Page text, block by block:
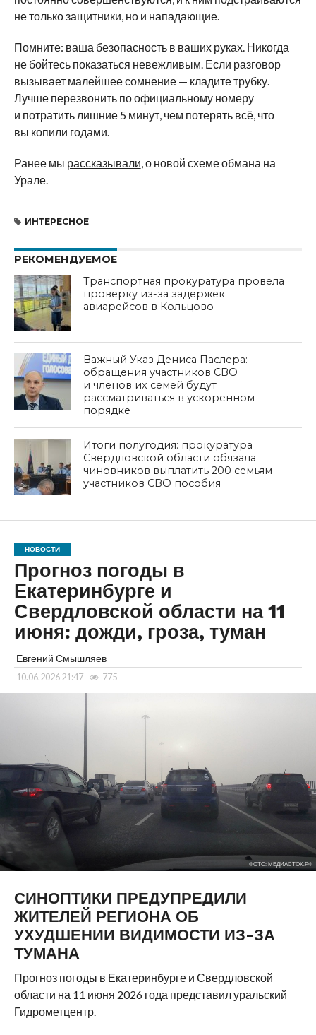
не только защитники, но и нападающие.
Помните: ваша безопасность в ваших руках. Никогда
не бойтесь показаться невежливым. Если разговор
вызывает малейшее сомнение — кладите трубку.
Лучше перезвонить по официальному номеру
и потратить лишние 5 минут, чем потерять всё, что
вы копили годами.
Ранее мы рассказывали, о новой схеме обмана на
Урале.
ИНТЕРЕСНОЕ
РЕКОМЕНДУЕМОЕ
Транспортная прокуратура провела
проверку из-за задержек
авиарейсов в Кольцово
Важный Указ Дениса Паслера:
обращения участников СВО
и членов их семей будут
рассматриваться в ускоренном
порядке
Итоги полугодия: прокуратура
Свердловской области обязала
чиновников выплатить 200 семьям
участников СВО пособия
НОВОСТИ
Прогноз погоды в
Екатеринбурге и
Свердловской области на 11
июня: дожди, гроза, туман
Евгений Смышляев
10.06.2026 21:47 775
ФОТО: МЕДИАСТОК.РФ
СИНОПТИКИ ПРЕДУПРЕДИЛИ
ЖИТЕЛЕЙ РЕГИОНА ОБ
УХУДШЕНИИ ВИДИМОСТИ ИЗ-ЗА
ТУМАНА
Прогноз погоды в Екатеринбурге и Свердловской
области на 11 июня 2026 года представил уральский
Гидрометцентр.